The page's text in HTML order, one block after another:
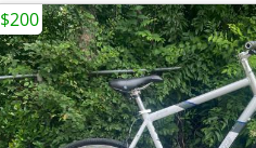
$200